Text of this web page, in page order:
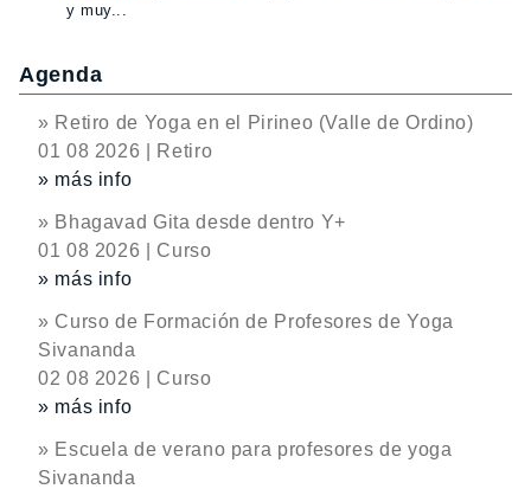
y muy...
Agenda
» Retiro de Yoga en el Pirineo (Valle de Ordino)
01 08 2026 | Retiro
» más info
» Bhagavad Gita desde dentro Y+
01 08 2026 | Curso
» más info
» Curso de Formación de Profesores de Yoga
Sivananda
02 08 2026 | Curso
» más info
» Escuela de verano para profesores de yoga
Sivananda